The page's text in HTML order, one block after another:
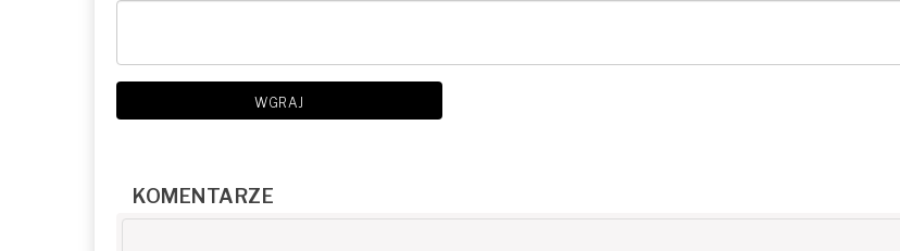
WGRAJ
KOMENTARZE